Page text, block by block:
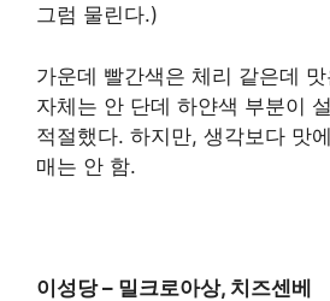
그럼 물린다.)
가운데 빨간색은 체리 같은데
자체는 안 단데 하얀색 부분이
적절했다. 하지만, 생각보다 맛
매는 안 함.
이성당 – 밀크로아상, 치즈센베